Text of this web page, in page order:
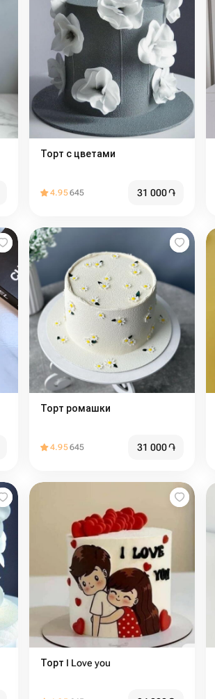
Торт с цветами
4.95645 31 000֏
Торт ромашки
4.95645 31 000֏
Торт I Love you ️